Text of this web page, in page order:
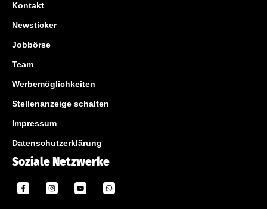
Kontakt
Newsticker
Jobbörse
Team
Werbemöglichkeiten
Stellenanzeige schalten
Impressum
Datenschutzerklärung
Soziale Netzwerke